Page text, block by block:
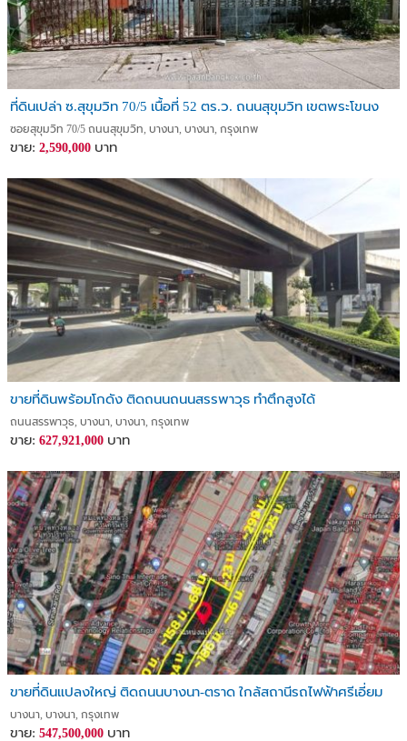
ที่ดินเปล่า ซ.สุขุมวิท 70/5 เนื้อที่ 52 ตร.ว. ถนนสุขุมวิท เขตพระโขนง
ซอยสุขุมวิท 70/5 ถนนสุขุมวิท, บางนา, บางนา, กรุงเทพ
ขาย: 2,590,000 บาท
ขายที่ดินพร้อมโกดัง ติดถนนถนนสรรพาวุธ ทำตึกสูงได้
ถนนสรรพาวุธ, บางนา, บางนา, กรุงเทพ
ขาย: 627,921,000 บาท
ขายที่ดินแปลงใหญ่ ติดถนนบางนา-ตราด ใกล้สถานีรถไฟฟ้าศรีเอี่ยม
บางนา, บางนา, กรุงเทพ
ขาย: 547,500,000 บาท